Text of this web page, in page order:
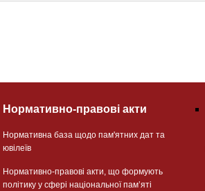
Нормативно-правові акти
Нормативна база щодо пам'ятних дат та
ювілеїв
Нормативно-правові акти, що формують
політику у сфері національної памʼяті